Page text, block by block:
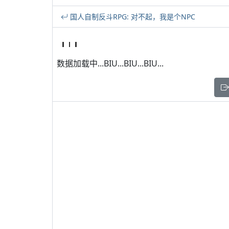
国人自制反斗RPG: 对不起，我是个NPC
数据加载中...BIU...BIU...BIU...